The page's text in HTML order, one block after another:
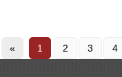
« 1 2 3 4